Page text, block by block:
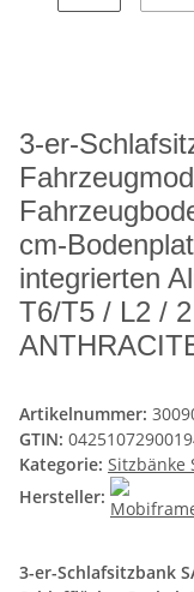
3-er-
cm-
integrierten
T6/T5 / L2 /
Artikelnummer:
GTIN:
Kategorie: Sitzbänke
Hersteller:
3-er-Schlafsitzbank